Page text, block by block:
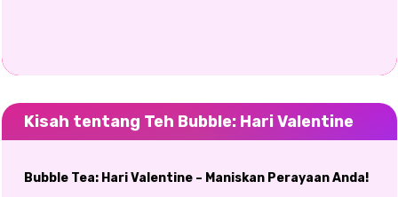
Kisah tentang Teh Bubble: Hari Valentine
Bubble Tea: Hari Valentine – Maniskan Perayaan Anda!